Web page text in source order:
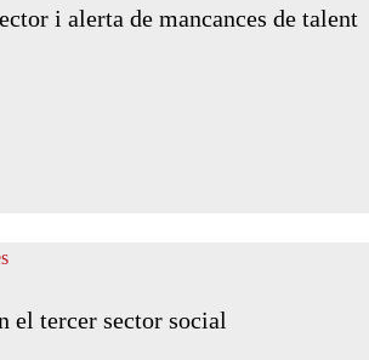
i alerta de mancances de talent
el tercer sector social